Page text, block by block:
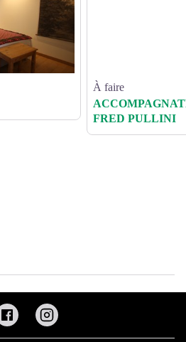
À faire
FRED PULLINI